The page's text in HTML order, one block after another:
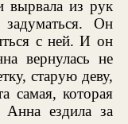
вырвала из рук
задуматься. Он
с ней. И он
вернулась не
старую деву,
самая, которая
ездила за